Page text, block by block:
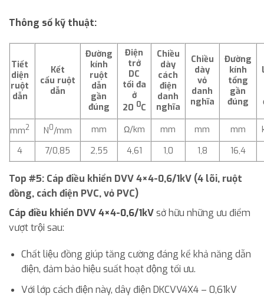
Thông số kỹ thuật:
Tiết
diện
ruột
dẫn
Kết
cấu ruột
dẫn
Đường
kính
ruột
dẫn
gần
đúng
Điện
trở
DC
tối đa
ở
20 0C
Chiều
dày
cách
điện
danh
nghĩa
Chiều
dày
vỏ
danh
nghĩa
Đường
kính
tổng
gần
đúng
mm2 N0/mm mm Ω/km mm mm mm
4
7/0,85 2,55 4,61 1,0 1,8 16,4
Top #5: Cáp điều khiển DVV 4×4-0,6/1kV (4 lõi, ruột
đồng, cách điện PVC, vỏ PVC)
Cáp điều khiển DVV 4×4-0,6/1kVsở hữu những ưu điểm
vượt trội sau:
Chất liệu đồng giúp tăng cường đáng kể khả năng dẫn
điện, đảm bảo hiệu suất hoạt động tối ưu.
Với lớp cách điện này, dây điện DKCVV4X4 – 0,61kV